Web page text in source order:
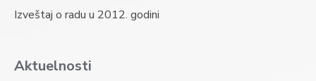
Izveštaj o radu u 2012. godini
Aktuelnosti